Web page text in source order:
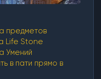
предметов
Life Stone
Умений
в пати прямо в